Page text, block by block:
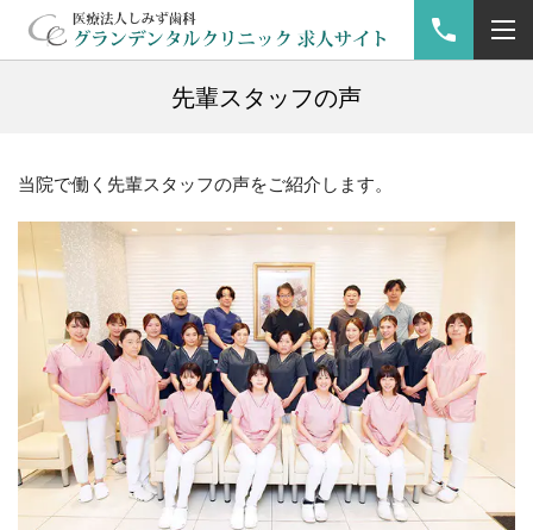
先輩スタッフの声
当院で働く先輩スタッフの声をご紹介します。